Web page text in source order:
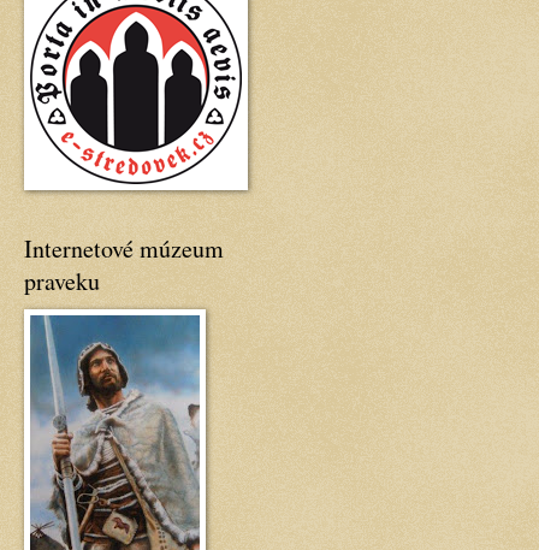
Internetové múzeum
praveku